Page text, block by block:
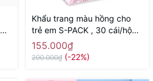
Khẩu trang màu hồng cho
trẻ em S-PACK , 30 cái/hộp -
Hàng Nhật nội địa
155.000₫
200.000₫ (-22%)